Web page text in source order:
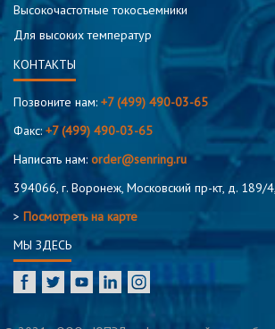
Высокочастотные токосъемники
Для высоких температур
КОНТАКТЫ
Позвоните нам: +7 (499) 490-03-65
Факс:+7 (499) 490-03-65
Написать нам: order@senring.ru
394066, г. Воронеж, Московский пр-кт, д.
> Посмотреть на карте
МЫ ЗДЕСЬ